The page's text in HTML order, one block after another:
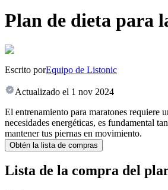
Plan de dieta para
Escrito porEquipo de Listonic
Actualizado el 1 nov 2024
El entrenamiento para maratones requiere
necesidades energéticas, es fundamental
mantener tus piernas en movimiento.
Obtén la lista de compras
Lista de la compra del